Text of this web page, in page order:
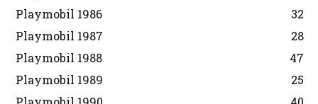
Playmobil 1986
32
Playmobil 1987
28
Playmobil 1988
47
Playmobil 1989
25